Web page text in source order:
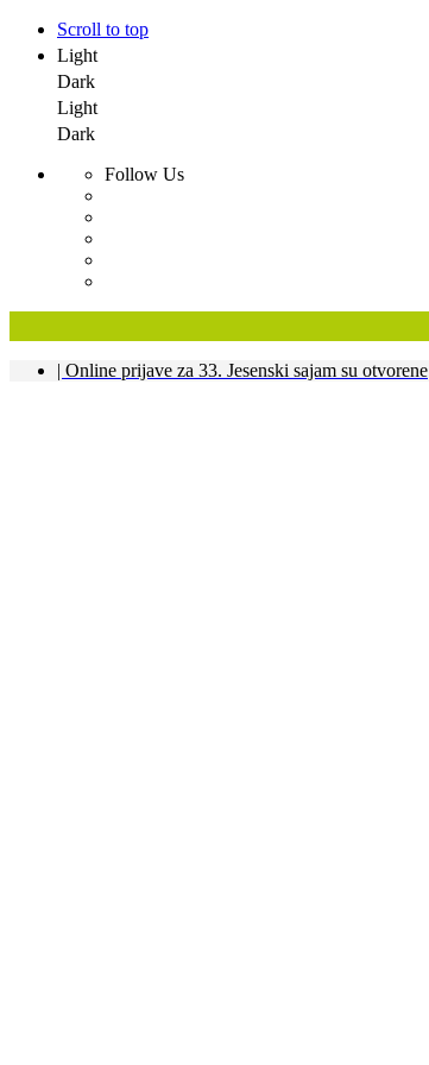
Scroll to top
Light
Dark
Light
Dark
Follow Us
| Online prijave za 33. Jesenski sajam su otvorene